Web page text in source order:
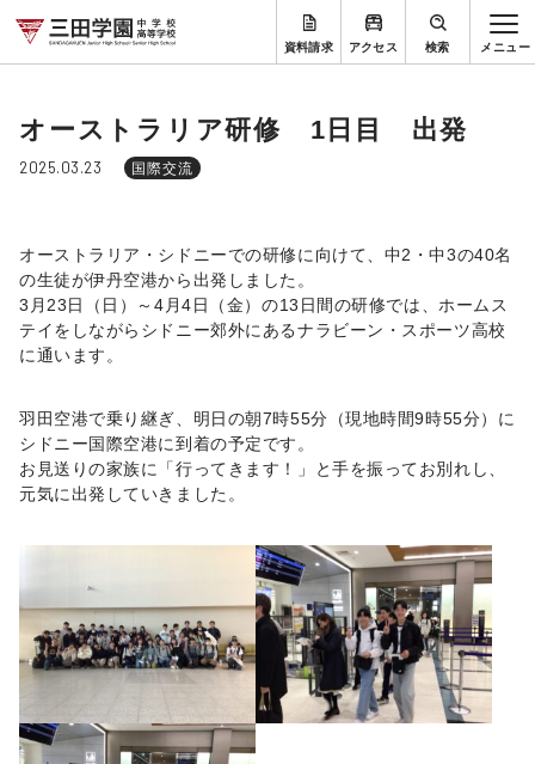
資料請求 アクセス 検索
オーストラリア研修 1日目 出発
2025.03.23 国際交流
オーストラリア・シドニーでの研修に向けて、中2・中3の40名
の生徒が伊丹空港から出発しました。
3月23日（日）～4月4日（金）の13日間の研修では、ホームス
テイをしながらシドニー郊外にあるナラビーン・スポーツ高校
に通います。
羽田空港で乗り継ぎ、明日の朝7時55分（現地時間9時55分）に
シドニー国際空港に到着の予定です。
お見送りの家族に「行ってきます！」と手を振ってお別れし、
元気に出発していきました。